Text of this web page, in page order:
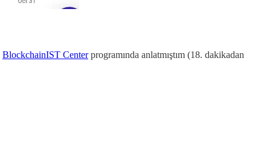
BlockchainIST Centerprogramında anlatmıştım (18. dakikadan